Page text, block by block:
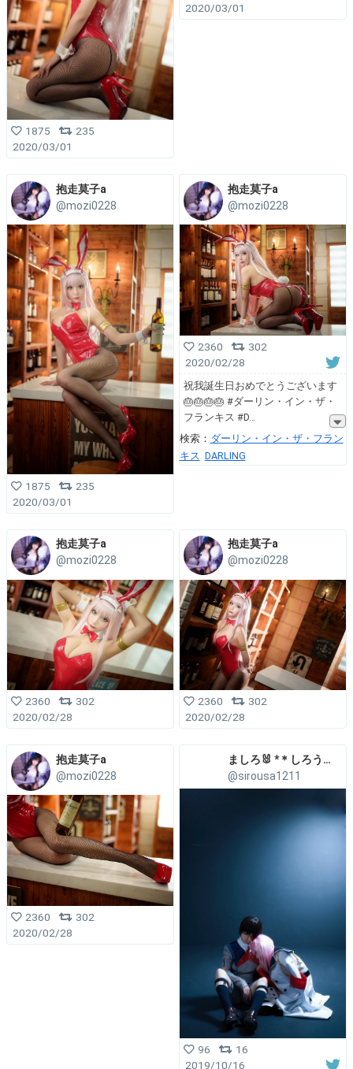
1875
235
2020/03/01
2020/03/01
抱走莫子a
@mozi0228
1875
235
2020/03/01
抱走莫子a
@mozi0228
2360
302
2020/02/28
祝我誕生日おめでとうございます
🎂🎂🎂🎂 #ダーリン・イン・ザ・
フランキス #D
検索： ダーリン・イン・ザ・フラン
キス DARLING
抱走莫子a
@mozi0228
2360
302
2020/02/28
抱走莫子a
@mozi0228
2360
302
2020/02/28
抱走莫子a
@mozi0228
2360
302
2020/02/28
ましろ🐰 *＊しろうさ＊*
@sirousa1211
96
16
2019/10/16